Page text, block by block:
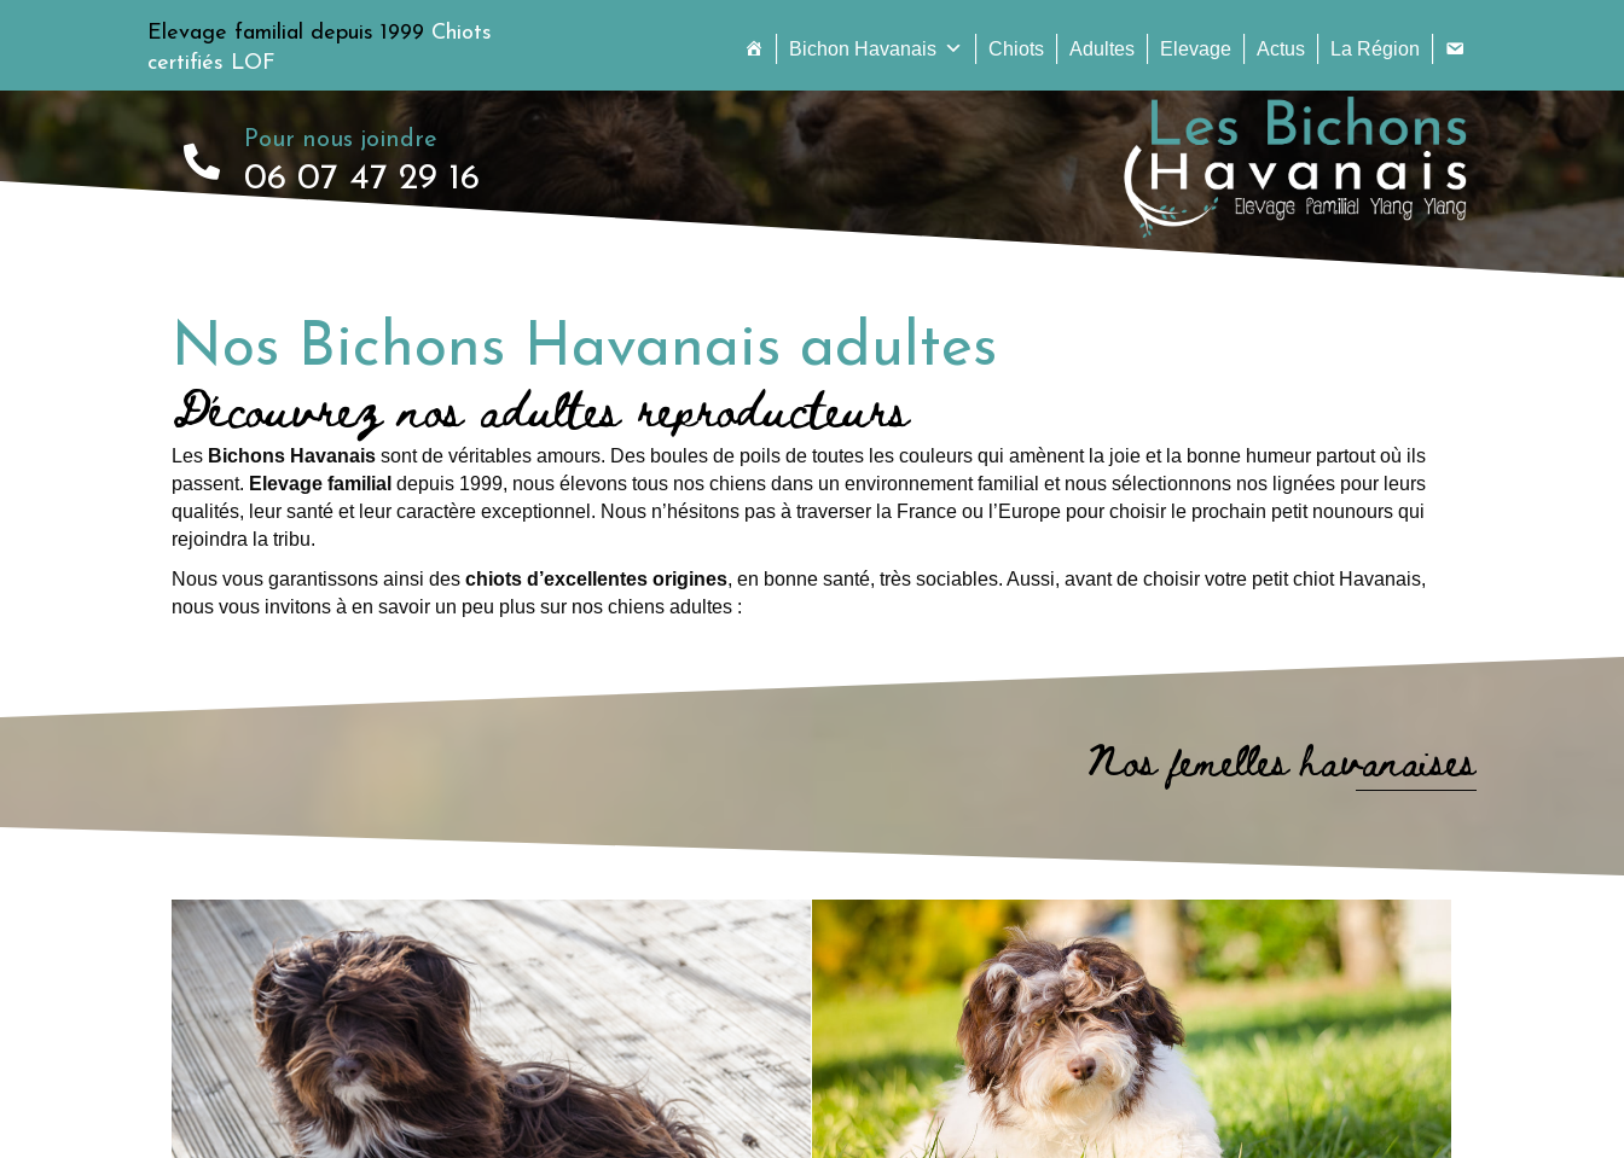
Elevage familial depuis 1999 Chiots
certifiés LOF
Bichon Havanais Chiots Adultes Elevage Actus La Région
Pour nous joindre
06 07 47 29 16
Nos Bichons Havanais adultes
Découvrez nos adultes reproducteurs
Les Bichons Havanais sont de véritables amours. Des boules de poils de toutes les couleurs qui amènent la joie et la bonne humeur partout où ils
passent. Elevage familial depuis 1999, nous élevons tous nos chiens dans un environnement familial et nous sélectionnons nos lignées pour leurs
qualités, leur santé et leur caractère exceptionnel. Nous n’hésitons pas à traverser la France ou l’Europe pour choisir le prochain petit nounours qui
rejoindra la tribu.
Nous vous garantissons ainsi des chiots d’excellentes origines, en bonne santé, très sociables. Aussi, avant de choisir votre petit chiot Havanais,
nous vous invitons à en savoir un peu plus sur nos chiens adultes :
Nos femelles havanaises